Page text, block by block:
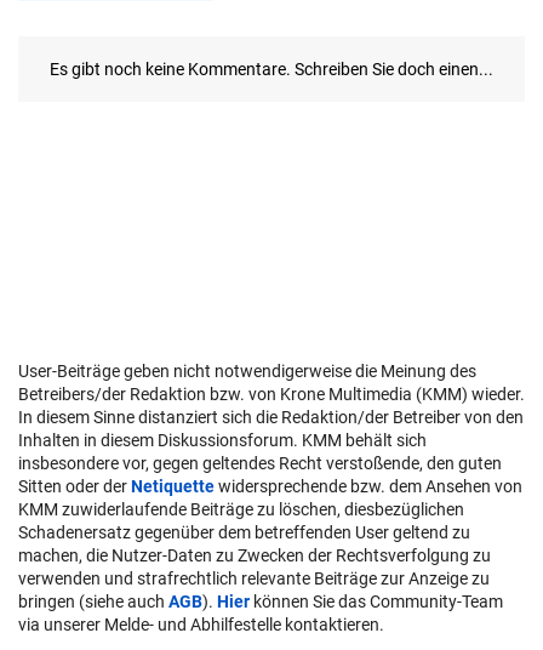
User-Beiträge geben nicht notwendigerweise die Meinung des
Betreibers/der Redaktion bzw. von Krone Multimedia (KMM) wieder.
In diesem Sinne distanziert sich die Redaktion/der Betreiber von den
Inhalten in diesem Diskussionsforum. KMM behält sich
insbesondere vor, gegen geltendes Recht verstoßende, den guten
Sitten oder derNetiquettewidersprechende bzw. dem Ansehen von
KMM zuwiderlaufende Beiträge zu löschen, diesbezüglichen
Schadenersatz gegenüber dem betreffenden User geltend zu
machen, die Nutzer-Daten zu Zwecken der Rechtsverfolgung zu
verwenden und strafrechtlich relevante Beiträge zur Anzeige zu
bringen (siehe auch AGB). Hier können Sie das Community-Team
via unserer Melde- und Abhilfestelle kontaktieren.